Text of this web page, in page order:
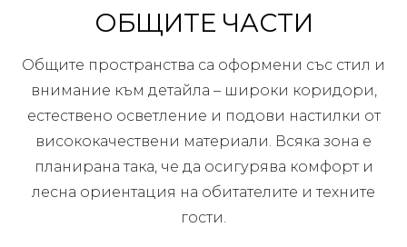
ОБЩИТЕ ЧАСТИ
Общите пространства са оформени със стил и
внимание към детайла – широки коридори,
естествено осветление и подови настилки от
висококачествени материали. Всяка зона е
планирана така, че да осигурява комфорт и
лесна ориентация на обитателите и техните
гости.